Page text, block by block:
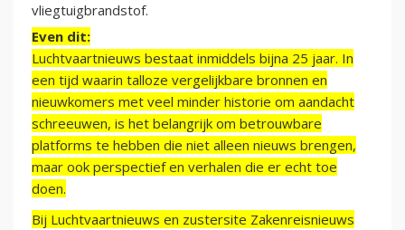
vliegtuigbrandstof.
Even dit:
Luchtvaartnieuws bestaat inmiddels bijna 25 jaar. In
een tijd waarin talloze vergelijkbare bronnen en
nieuwkomers met veel minder historie om aandacht
schreeuwen, is het belangrijk om betrouwbare
platforms te hebben die niet alleen nieuws brengen,
maar ook perspectief en verhalen die er echt toe
doen.
Bij Luchtvaartnieuws en zustersite Zakenreisnieuws